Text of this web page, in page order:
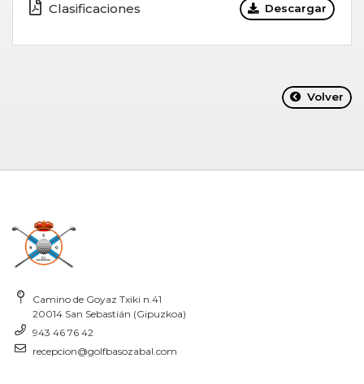
Clasificaciones Descargar
Volver
Camino de Goyaz Txiki n.41
20014 San Sebastián (Gipuzkoa)
943 46 76 42
recepcion@golfbasozabal.com